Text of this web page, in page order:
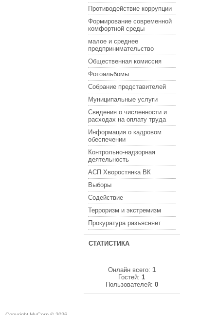
Противодействие коррупции
Формирование современной
комфортной среды
малое и среднее
предпринимательство
Общественная комиссия
Фотоальбомы
Собрание представителей
Муниципальные услуги
Сведения о численности и
расходах на оплату труда
Информация о кадровом
обеспечении
Контрольно-надзорная
деятельность
АСП Хворостянка ВК
Выборы
Содействие
Терроризм и экстремизм
Прокуратура разъясняет
СТАТИСТИКА
Онлайн всего: 1
Гостей:1
Пользователей: 0